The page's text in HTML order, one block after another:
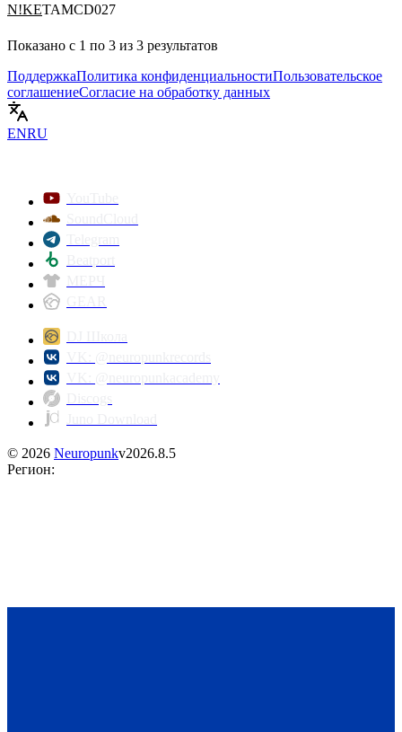
N!KETAMCD027
Показано с 1 по 3 из 3 результатов
ПоддержкаПолитика конфиденциальностиПользовательское
соглашениеСогласие на обработку данных
ENRU
© 2026 Neuropunkv2026.8.5
Регион: